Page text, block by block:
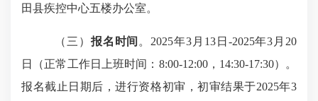
田县疾控中心五楼办公室。
（三） 报名时间 。 2025年3月 13日 -2025年3 月 20
日（正常工作日上班时间： 8:00-12:00， 14:30-17:30）。
报名截止 日期后，进行资格初审，初审结果于2025年3